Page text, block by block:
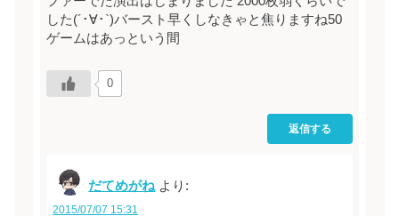
した(´･∀･`)バースト早くしなきゃと焦りますね50
ゲームはあっという間
0
返信する
だてめがね より:
2015/07/07 15:31